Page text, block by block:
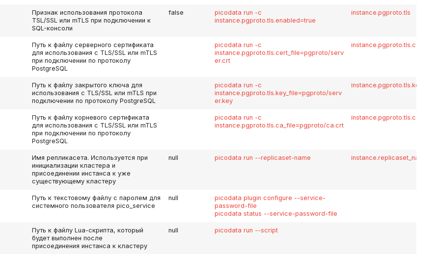
Признак использования протокола
TSL/SSL или mTLS при подключении к
SQL-консоли
false
picodata run -c
instance.pgproto.tls.enabled=true
instance.pgproto.tls
Путь к файлу серверного сертификата
для использования с TLS/SSL или mTLS
при подключении по протоколу
PostgreSQL
picodata run -c
instance.pgproto.tls.cert_file=pgproto/serv
er.crt
instance.pgproto.tls.cert_file
Путь к файлу закрытого ключа для
использования с TLS/SSL или mTLS при
подключении по протоколу PostgreSQL
picodata run -c
instance.pgproto.tls.key_file=pgproto/serv
er.key
instance.pgproto.tls.key_file
Путь к файлу корневого сертификата
для использования с TLS/SSL или mTLS
при подключении по протоколу
PostgreSQL
picodata run -c
instance.pgproto.tls.ca_file=pgproto/ca.crt
instance.pgproto.tls.ca_file
Имя репликасета. Используется при
инициализации кластера и
присоединении инстанса к уже
существующему кластеру
null picodata run --replicaset-name instance.replicaset_name
Путь к текстовому файлу с паролем для
системного пользователя pico_service
null
picodata plugin configure --service-
password-file
picodata status --service-password-file
Путь к файлу Lua-скрипта, который
будет выполнен после
присоединения инстанса к кластеру
null picodata run --script